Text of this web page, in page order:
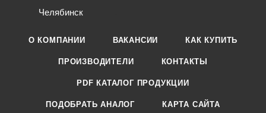
Челябинск
О КОМПАНИИ ВАКАНСИИ КАК КУПИТЬ
ПРОИЗВОДИТЕЛИ КОНТАКТЫ
PDF КАТАЛОГ ПРОДУКЦИИ
ПОДОБРАТЬ АНАЛОГ КАРТА САЙТА